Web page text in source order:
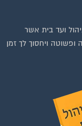
ועד בית אשר
ויחסוך לך זמן
הצטרפות בדף